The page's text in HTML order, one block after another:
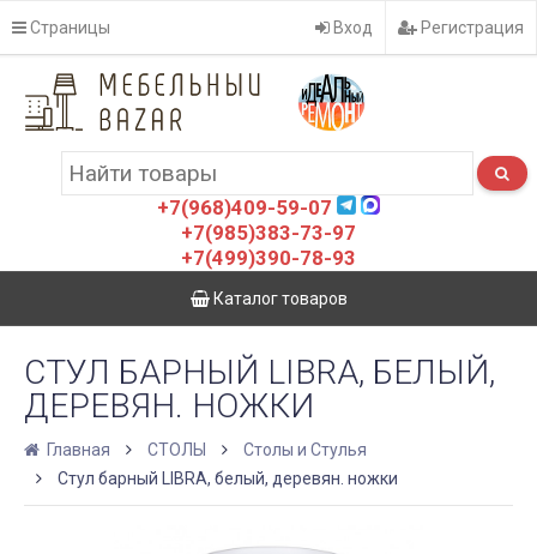
Страницы Вход Регистрация
+7(968)409-59-07
+7(985)383-73-97
+7(499)390-78-93
Каталог товаров
СТУЛ БАРНЫЙ LIBRA, БЕЛЫЙ,
ДЕРЕВЯН. НОЖКИ
Главная СТОЛЫ
Столы и Стулья
Стул барный LIBRA, белый, деревян. ножки